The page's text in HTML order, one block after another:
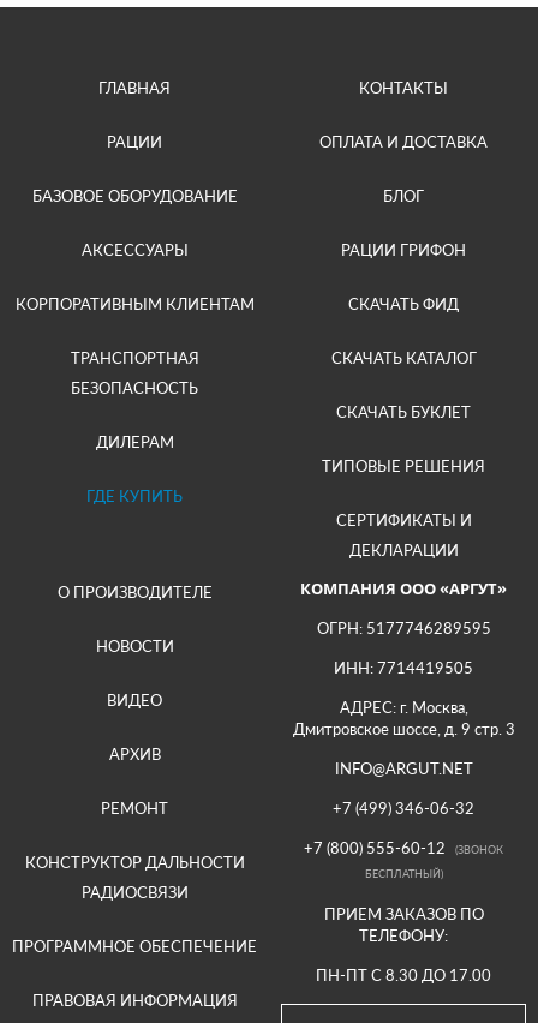
ГЛАВНАЯ
РАЦИИ
БАЗОВОЕ ОБОРУДОВАНИЕ
АКСЕССУАРЫ
КОРПОРАТИВНЫМ КЛИЕНТАМ
ТРАНСПОРТНАЯ
БЕЗОПАСНОСТЬ
ДИЛЕРАМ
ГДЕ КУПИТЬ
КОНТАКТЫ
ОПЛАТА И ДОСТАВКА
БЛОГ
РАЦИИ ГРИФОН
СКАЧАТЬ ФИД
СКАЧАТЬ КАТАЛОГ
СКАЧАТЬ БУКЛЕТ
ТИПОВЫЕ РЕШЕНИЯ
СЕРТИФИКАТЫ И
ДЕКЛАРАЦИИ
О ПРОИЗВОДИТЕЛЕ
НОВОСТИ
ВИДЕО
АРХИВ
РЕМОНТ
КОНСТРУКТОР ДАЛЬНОСТИ
РАДИОСВЯЗИ
ПРОГРАММНОЕ ОБЕСПЕЧЕНИЕ
ПРАВОВАЯ ИНФОРМАЦИЯ
КОМПАНИЯ ООО «АРГУТ»
ОГРН: 5177746289595
ИНН: 7714419505
АДРЕС: г. Москва,
Дмитровское шоссе, д. 9 стр. 3
INFO@ARGUT.NET
+7 (499) 346-06-32
+7 (800) 555-60-12
(ЗВОНОК
БЕСПЛАТНЫЙ)
ПРИЕМ ЗАКАЗОВ ПО
ТЕЛЕФОНУ:
ПН-ПТ С 8.30 ДО 17.00